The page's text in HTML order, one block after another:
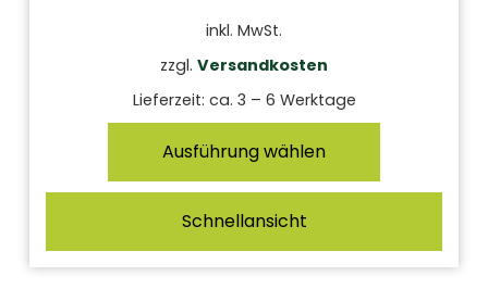
inkl. MwSt.
zzgl. Versandkosten
Lieferzeit: ca. 3 – 6 Werktage
Ausführung wählen
Schnellansicht